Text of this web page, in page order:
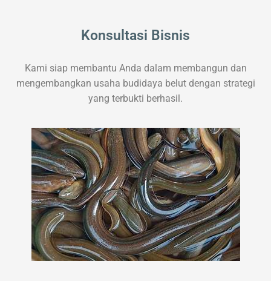
Konsultasi Bisnis
Kami siap membantu Anda dalam membangun dan
mengembangkan usaha budidaya belut dengan strategi
yang terbukti berhasil.